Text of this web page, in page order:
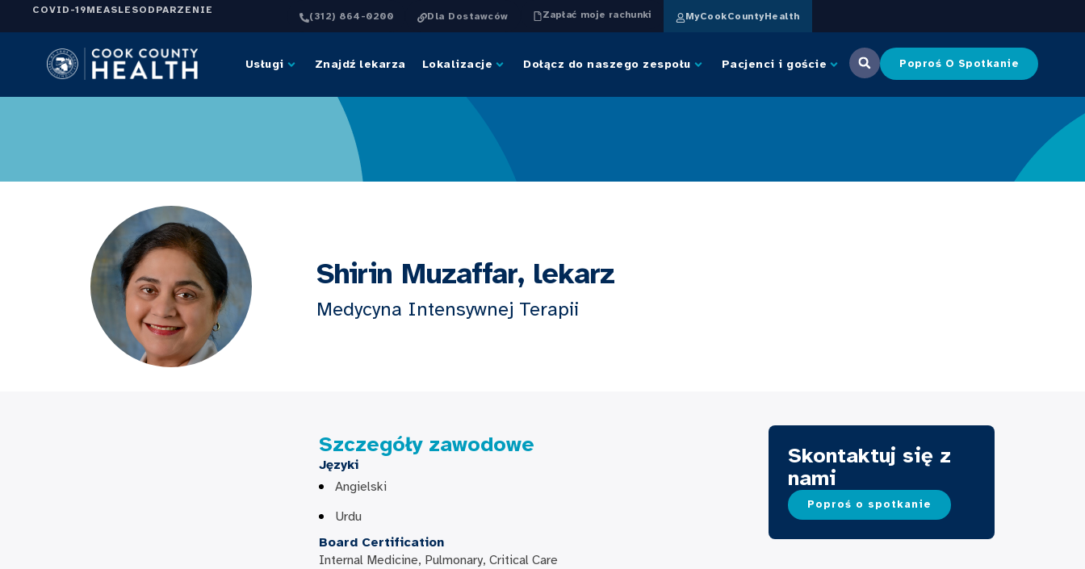
COVID-19MEASLESODPARZENIE
(312) 864-0200 Dla Dostawców Zapłać moje rachunki MyCookCountyHealth
Usługi Znajdź lekarza Lokalizacje Dołącz do naszego zespołu Pacjenci i goście Poproś O Spotkanie
Shirin Muzaffar, lekarz
Medycyna Intensywnej Terapii
Szczegóły zawodowe
Języki
Angielski
Urdu
Board Certification
Internal Medicine, Pulmonary, Critical Care
Skontaktuj się z
nami
Poproś o spotkanie